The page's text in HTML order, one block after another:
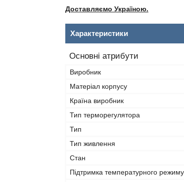
Доставляємо Україною.
Характеристики
Основні атрибути
Виробник
Матеріал корпусу
Країна виробник
Тип терморегулятора
Тип
Тип живлення
Стан
Підтримка температурного режиму